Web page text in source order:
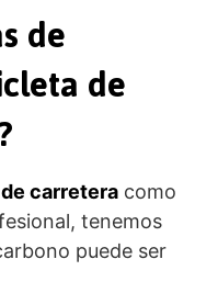
de
de
carretera como
tenemos
puede ser